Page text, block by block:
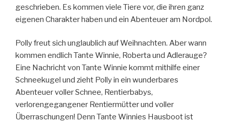
geschrieben. Es kommen viele Tiere vor, die ihren ganz
eigenen Charakter haben und ein Abenteuer am Nordpol.
Polly freut sich unglaublich auf Weihnachten. Aber wann
kommen endlich Tante Winnie, Roberta und Adlerauge?
Eine Nachricht von Tante Winnie kommt mithilfe einer
Schneekugel und zieht Polly in ein wunderbares
Abenteuer voller Schnee, Rentierbabys,
verlorengegangener Rentiermütter und voller
Überraschungen! Denn Tante Winnies Hausboot ist